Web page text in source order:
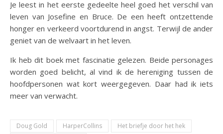
Je leest in het eerste gedeelte heel goed het verschil van
leven van Josefine en Bruce. De een heeft ontzettende
honger en verkeerd voortdurend in angst. Terwijl de ander
geniet van de welvaart in het leven.
Ik heb dit boek met fascinatie gelezen. Beide personages
worden goed belicht, al vind ik de hereniging tussen de
hoofdpersonen wat kort weergegeven. Daar had ik iets
meer van verwacht.
Doug Gold HarperCollins
Het briefje door het hek